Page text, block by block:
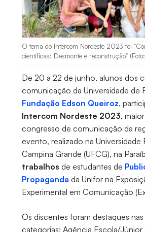
O tema do Intercom Nordeste 2023 foi
científicas: Desmonte e reconstrução"
De 20 a 22 de junho, alunos dos
comunicação da Universidade de
Fundação Edson Queiroz,
Intercom Nordeste 2023,
congresso de comunicação da
evento, realizado na Universidade
Campina Grande (UFCG), na
trabalhos de estudantes de
Propaganda da Unifor na
Experimental em Comunicação
Os discentes foram destaques
categorias: Agência Escola/Júnior